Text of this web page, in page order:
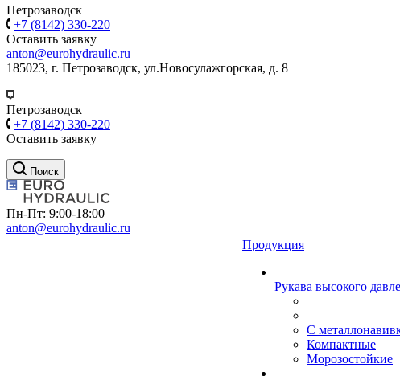
Петрозаводск
+7 (8142) 330-220
Оставить заявку
anton@eurohydraulic.ru
185023, г. Петрозаводск, ул.Новосулажгорская, д. 8
Петрозаводск
+7 (8142) 330-220
Оставить заявку
Поиск
Пн-Пт: 9:00-18:00
anton@eurohydraulic.ru
Продукция
Рукава высокого
С
Компактные
Морозостойкие